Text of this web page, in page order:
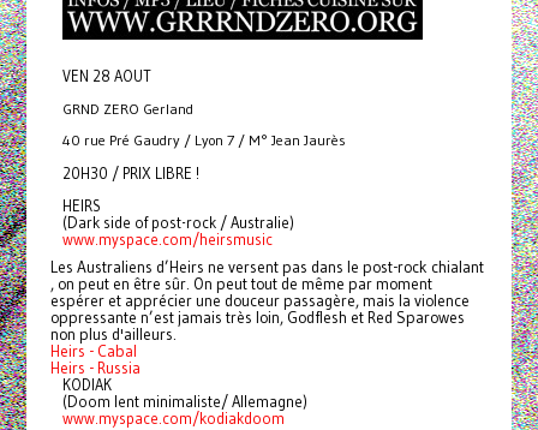
VEN 28 AOUT
GRND ZERO Gerland
40 rue Pré Gaudry / Lyon 7 / M° Jean Jaurès
20H30 / PRIX LIBRE !
HEIRS
(Dark side of post-rock / Australie)
www.myspace.com/heirsmusic
Les Australiens d’Heirs ne versent pas dans le post-rock chialant
, on peut en être sûr. On peut tout de même par moment
espérer et apprécier une douceur passagère, mais la violence
oppressante n’est jamais très loin, Godflesh et Red Sparowes
non plus d'ailleurs.
Heirs - Cabal
Heirs - Russia
KODIAK
(Doom lent minimaliste/ Allemagne)
www.myspace.com/kodiakdoom